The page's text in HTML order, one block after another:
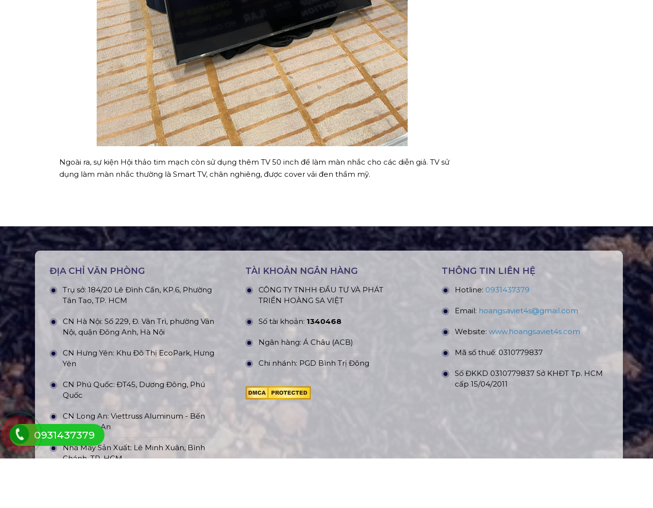
Ngoài ra, sự kiện Hội thảo tim mạch còn sử dụng thêm TV 50 inch để làm màn nhắc cho các diễn giả. TV sử
dụng làm màn nhắc thường là Smart TV, chân nghiêng, được cover vải đen thẩm mỹ.
ĐỊA CHỈ VĂN PHÒNG
Trụ sở: 184/20 Lê Đình Cẩn, KP.6, Phường
Tân Tạo, TP. HCM
CN Hà Nội: Số 229, Đ. Vân Trì, phường Vân
Nội, quận Đông Anh, Hà Nội
CN Hưng Yên: Khu Đô Thị EcoPark, Hưng
Yên
CN Phú Quốc: ĐT45, Dương Đông, Phú
Quốc
CN Long An: Viettruss Aluminum - Bến
Lức, Long An
Nhà Máy Sản Xuất: Lê Minh Xuân, Bình
Chánh, TP. HCM
TÀI KHOẢN NGÂN HÀNG
CÔNG TY TNHH ĐẦU TƯ VÀ PHÁT
TRIỂN HOÀNG SA VIỆT
Số tài khoản: 1340468
Ngân hàng: Á Châu (ACB)
Chi nhánh: PGD Bình Trị Đông
THÔNG TIN LIÊN HỆ
Hotline: 0931437379
Email: hoangsaviet4s@gmail.com
Website: www.hoangsaviet4s.com
Mã số thuế: 0310779837
Số ĐKKD 0310779837 Sở KHĐT Tp. HCM
cấp 15/04/2011
0931437379